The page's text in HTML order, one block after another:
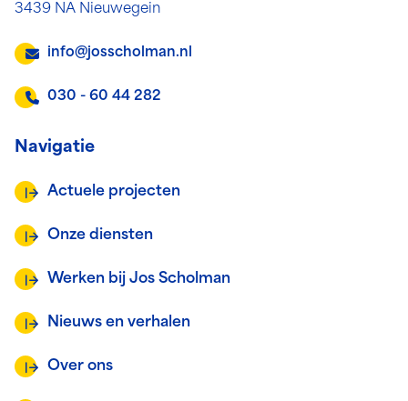
3439 NA Nieuwegein
info@josscholman.nl
030 - 60 44 282
Navigatie
Actuele projecten
Onze diensten
Werken bij Jos Scholman
Nieuws en verhalen
Over ons